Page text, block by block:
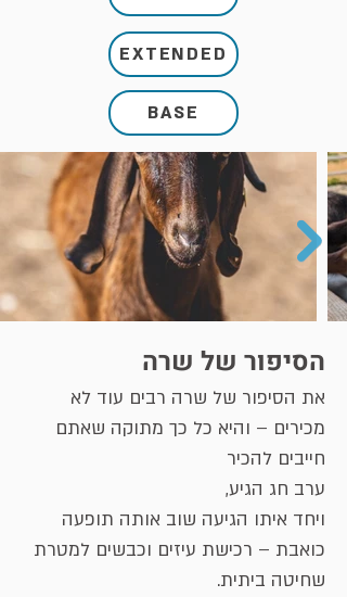
EXTENDED
BASE
הסיפור של שרה
את הסיפור של שרה רבים עוד לא
מכירים – והיא כל כך מתוקה שאתם
חייבים להכיר
ערב חג הגיע,
ויחד איתו הגיעה שוב אותה תופעה
כואבת – רכישת עיזים וכבשים למטרת
שחיטה ביתית.